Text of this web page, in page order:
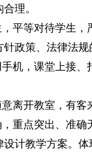
理。
平等对待学生
政策、法律法规
机，课堂上接
离开教室，有客
重点突出、准
计教学方案。